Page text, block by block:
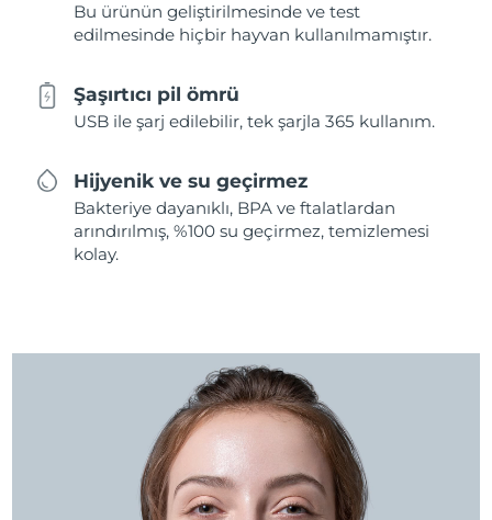
Bu ürünün geliştirilmesinde ve test
edilmesinde hiçbir hayvan kullanılmamıştır.
Şaşırtıcı pil ömrü
USB ile şarj edilebilir, tek şarjla 365 kullanım.
Hijyenik ve su geçirmez
Bakteriye dayanıklı, BPA ve ftalatlardan
arındırılmış, %100 su geçirmez, temizlemesi
kolay.